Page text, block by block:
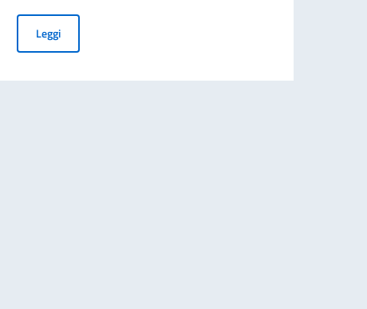
le procedure per i documenti pubblici
LeggiCelebrazioni dell’80esima Festa della Repubblica